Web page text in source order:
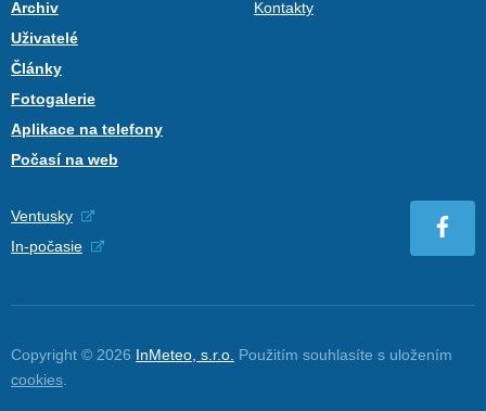
Archiv
Uživatelé
Články
Fotogalerie
Aplikace na telefony
Počasí na web
Kontakty
Ventusky
In-počasie
Copyright © 2026 InMeteo, s.r.o. Použitím souhlasíte s uložením
cookies